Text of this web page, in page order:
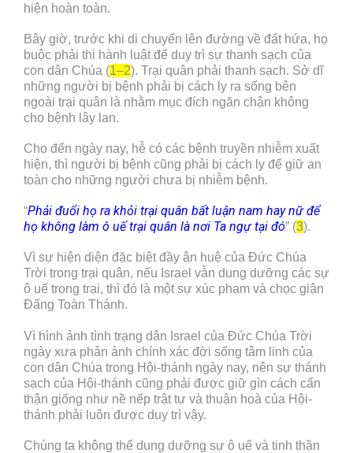
hiện hoàn toàn.
Bây giờ, trước khi di chuyển lên đường về đất hứa, họ
buộc phải thi hành luật để duy trì sự thanh sạch của
con dân Chúa (1–2). Trại quân phải thanh sạch. Sở dĩ
những người bị bệnh phải bị cách ly ra sống bên
ngoài trại quân là nhằm mục đích ngăn chận không
cho bệnh lây lan.
Cho đến ngày nay, hễ có các bệnh truyền nhiễm xuất
hiện, thì người bị bệnh cũng phải bị cách ly để giữ an
toàn cho những người chưa bị nhiễm bệnh.
“Phải đuổi họ ra khỏi trại quân bất luận nam hay nữ để
họ không làm ô uế trại quân là nơi Ta ngự tại đó” (3).
Vì sự hiện diện đặc biệt đầy ân huệ của Đức Chúa
Trời trong trại quân, nếu Israel vẫn dung dưỡng các sự
ô uế trong trại, thì đó là một sự xúc phạm và chọc giận
Đấng Toàn Thánh.
Vì hình ảnh tình trạng dân Israel của Đức Chúa Trời
ngày xưa phản ảnh chính xác đời sống tâm linh của
con dân Chúa trong Hội-thánh ngày nay, nên sự thánh
sạch của Hội-thánh cũng phải được giữ gìn cách cẩn
thận giống như nề nếp trật tự và thuận hoà của Hội-
thánh phải luôn được duy trì vậy.
Chúng ta không thể dung dưỡng sự ô uế và tinh thần